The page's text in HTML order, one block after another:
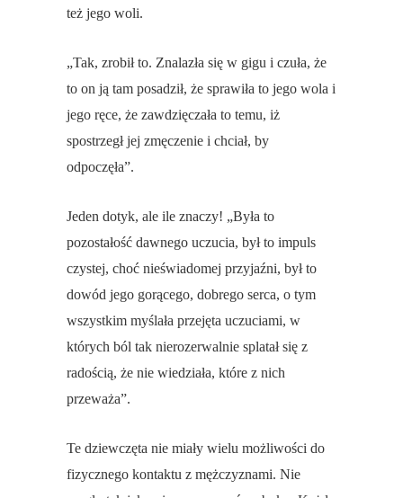
też jego woli.
„Tak, zrobił to. Znalazła się w gigu i czuła, że
to on ją tam posadził, że sprawiła to jego wola i
jego ręce, że zawdzięczała to temu, iż
spostrzegł jej zmęczenie i chciał, by
odpoczęła”.
Jeden dotyk, ale ile znaczy! „Była to
pozostałość dawnego uczucia, był to impuls
czystej, choć nieświadomej przyjaźni, był to
dowód jego gorącego, dobrego serca, o tym
wszystkim myślała przejęta uczuciami, w
których ból tak nierozerwalnie splatał się z
radością, że nie wiedziała, które z nich
przeważa”.
Te dziewczęta nie miały wielu możliwości do
fizycznego kontaktu z mężczyznami. Nie